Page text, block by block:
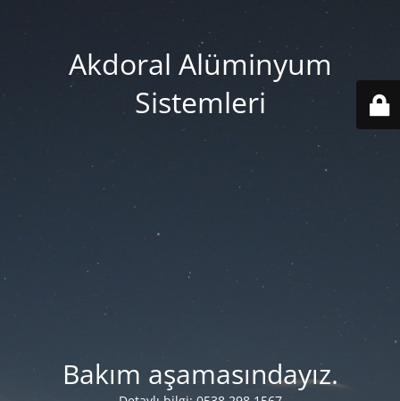
Akdoral Alüminyum
Sistemleri
Bakım aşamasındayız.